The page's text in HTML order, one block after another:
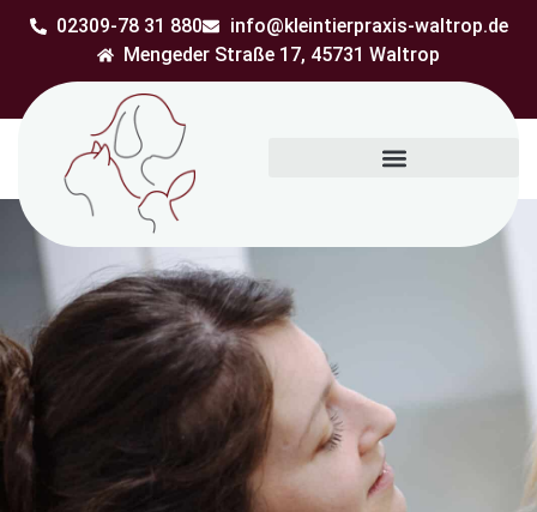
02309-78 31 880
info@kleintierpraxis-waltrop.de
Mengeder Straße 17, 45731 Waltrop